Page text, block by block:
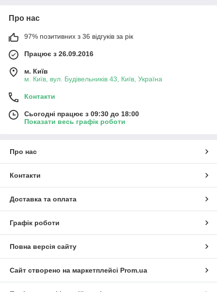
Про нас
97% позитивних з 36 відгуків за рік
Працює з 26.09.2016
м. Київ
м. Київ, вул. Будівельників 43, Київ, Україна
Контакти
Сьогодні працює з 09:30 до 18:00
Показати весь графік роботи
Про нас
Контакти
Доставка та оплата
Графік роботи
Повна версія сайту
Сайт створено на маркетплейсі Prom.ua